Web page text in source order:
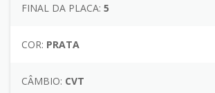
FINAL DA PLACA: 5
COR: PRATA
CÂMBIO: CVT